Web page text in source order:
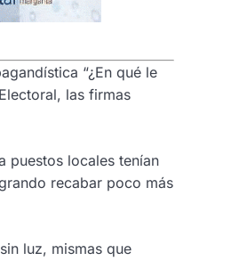
“¿En qué le
las firmas
puestos locales tenían
recabar poco más
luz, mismas que